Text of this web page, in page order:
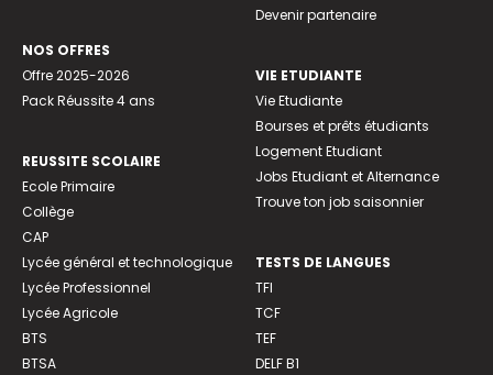
NOS OFFRES
Offre 2025-2026
Pack Réussite 4 ans
REUSSITE SCOLAIRE
Ecole Primaire
Collège
CAP
Lycée général et technologique
Lycée Professionnel
Lycée Agricole
BTS
BTSA
Devenir partenaire
VIE ETUDIANTE
Vie Etudiante
Bourses et prêts étudiants
Logement Etudiant
Jobs Etudiant et Alternance
Trouve ton job saisonnier
TESTS DE LANGUES
TFI
TCF
TEF
DELF B1